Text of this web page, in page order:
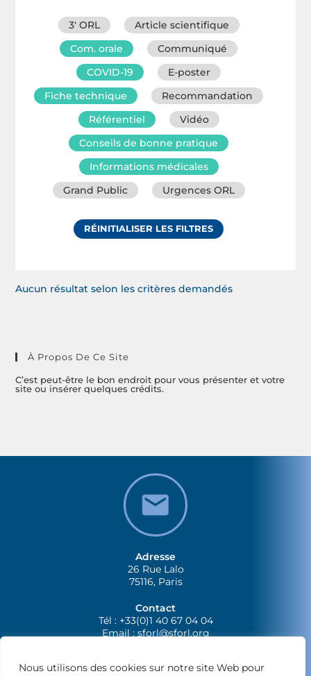
Nous utilisons des cookies sur notre site Web pour
3′ ORL
Article scientifique
Com. orale
Communiqué
COVID-19
E-poster
Fiche technique
Recommandation
Référentiel
Vidéo
Conseils de bonne pratique
Informations médicales
Grand Public
Urgences ORL
RÉINITIALISER LES FILTRES
Aucun résultat selon les critères demandés
À Propos De Ce Site
C’est peut-être le bon endroit pour vous présenter et votre
site ou insérer quelques crédits.
Adresse
26 Rue Lalo
75116, Paris
Contact
Tél : +33(0)1 40 67 04 04
Email :sforl@sforl.org